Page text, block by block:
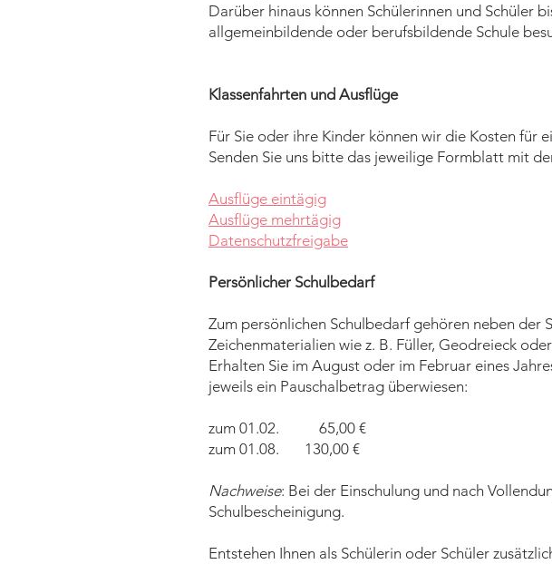
Darüber hinaus können Schülerinnen und Schüler
allgemeinbildende oder berufsbildende Schule
Klassenfahrten und Ausflüge
Für Sie oder ihre Kinder können wir die Kosten für
Senden Sie uns bitte das jeweilige Formblatt mit
Ausflüge eintägig
Ausflüge mehrtägig
Datenschutzfreigabe
Persönlicher Schulbedarf
Zum persönlichen Schulbedarf gehören neben der
Zeichenmaterialien wie z. B. Füller, Geodreieck
Erhalten Sie im August oder im Februar eines
jeweils ein Pauschalbetrag überwiesen:
zum 01.02. 65,00 €
zum 01.08. 130,00 €
Nachweise: Bei der Einschulung und nach
Schulbescheinigung.
Entstehen Ihnen als Schülerin oder Schüler